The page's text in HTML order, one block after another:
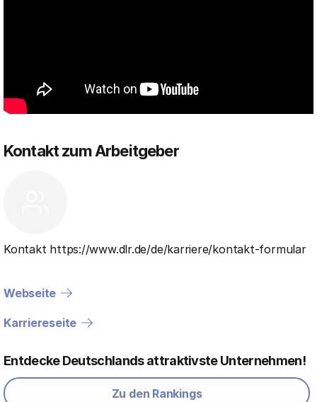
Kontakt zum Arbeitgeber
Kontakt https://www.dlr.de/de/karriere/kontakt-formular
Webseite
Karriereseite
Entdecke Deutschlands attraktivste Unternehmen!
Zu den Rankings